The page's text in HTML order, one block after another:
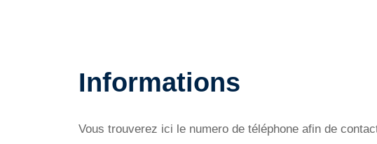
Informations
Vous trouverez ici le numero de téléphone afin de